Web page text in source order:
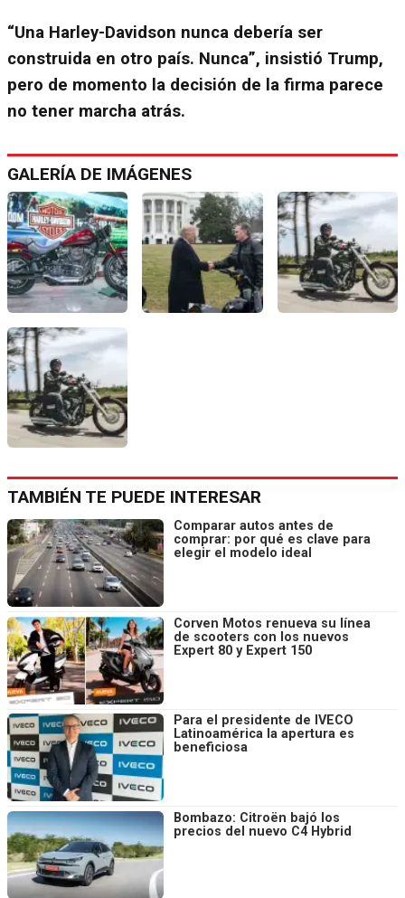
“Una Harley-Davidson nunca debería ser
construida en otro país. Nunca”, insistió Trump,
pero de momento la decisión de la firma parece
no tener marcha atrás.
GALERÍA DE IMÁGENES
TAMBIÉN TE PUEDE INTERESAR
Comparar autos antes de
comprar: por qué es clave para
elegir el modelo ideal
Corven Motos renueva su línea
de scooters con los nuevos
Expert 80 y Expert 150
Para el presidente de IVECO
Latinoamérica la apertura es
beneficiosa
Bombazo: Citroën bajó los
precios del nuevo C4 Hybrid